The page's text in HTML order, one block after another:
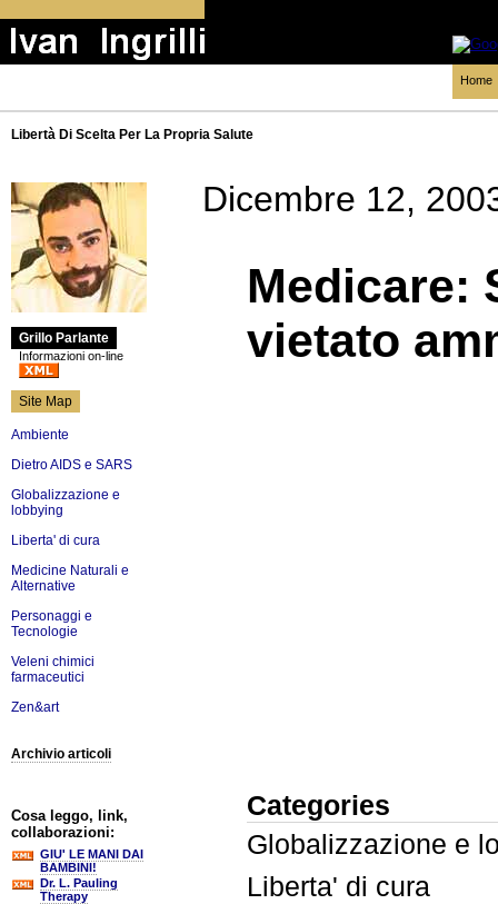
Home
Libertà Di Scelta Per La Propria Salute
Grillo Parlante
Informazioni on-line
Site Map
Ambiente
Dietro AIDS e SARS
Globalizzazione e
lobbying
Liberta' di cura
Medicine Naturali e
Alternative
Personaggi e
Tecnologie
Veleni chimici
farmaceutici
Zen&art
Archivio articoli
Cosa leggo, link,
collaborazioni:
GIU' LE MANI DAI
BAMBINI!
Dr. L. Pauling
Therapy
Dicembre 12,
Medicare:
vietato
Categories
Globalizzazione e
Liberta' di cura